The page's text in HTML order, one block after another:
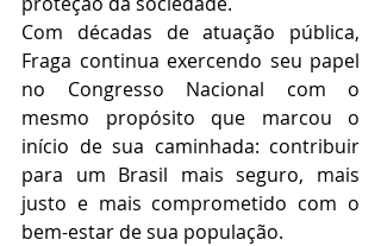
Com décadas de atuação pública,
Fraga continua exercendo seu papel
no Congresso Nacional com o
mesmo propósito que marcou o
início de sua caminhada: contribuir
para um Brasil mais seguro, mais
justo e mais comprometido com o
bem-estar de sua população.